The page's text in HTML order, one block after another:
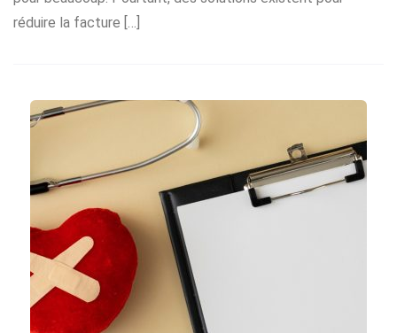
réduire la facture […]